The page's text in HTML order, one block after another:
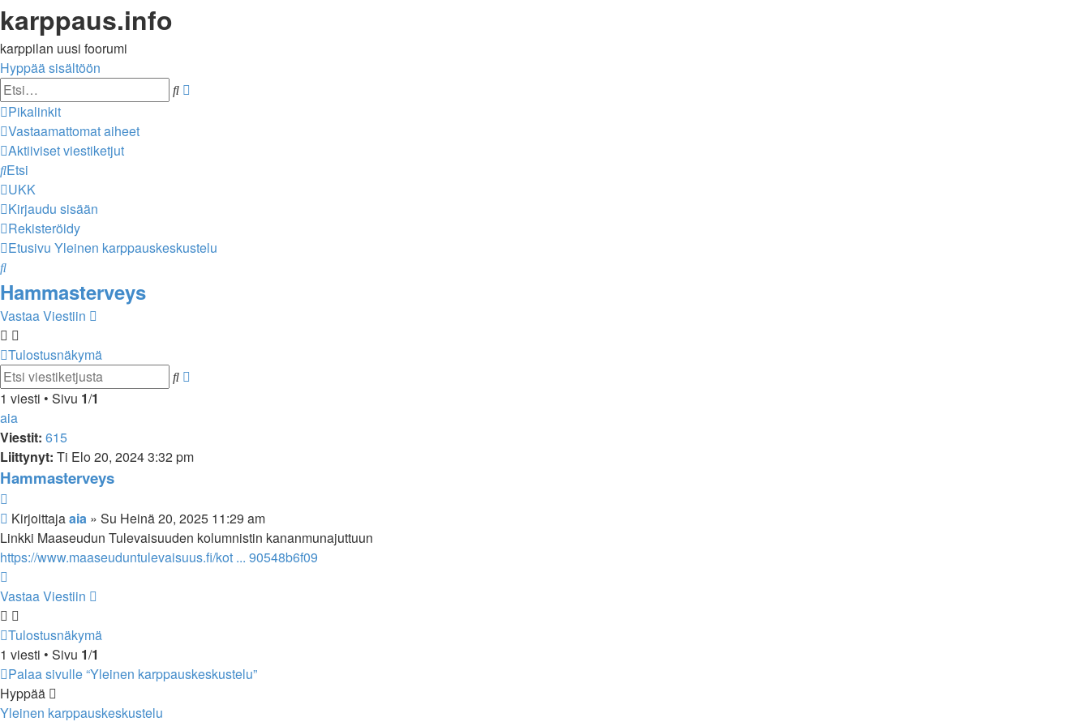
karppaus.info
karppilan uusi foorumi
Hyppää sisältöön
Etsi
Pikalinkit
Vastaamattomat aiheet
Aktiiviset viestiketjut
Etsi
UKK
Kirjaudu sisään
Rekisteröidy
Etusivu Yleinen karppauskeskustelu
Etsi
Hammasterveys
Vastaa Viestiin
Tulostusnäkymä
Etsi
1 viesti • Sivu 1/1
aia
Viestit: 615
Liittynyt: Ti Elo 20, 2024 3:32 pm
Hammasterveys
Viesti
Kirjoittajaaia » Su Heinä 20, 2025 11:29 am
Linkki Maaseudun Tulevaisuuden kolumnistin kananmunajuttuun
https://www.maaseuduntulevaisuus.fi/kot ... 90548b6f09
Vastaa Viestiin
Tulostusnäkymä
1 viesti • Sivu 1/1
Palaa sivulle “Yleinen karppauskeskustelu”
Hyppää
Yleinen karppauskeskustelu